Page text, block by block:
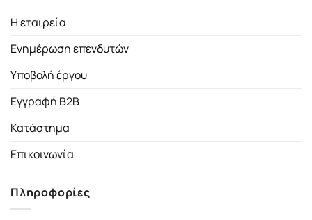
Η εταιρεία
Ενημέρωση επενδυτών
Υποβολή έργου
Εγγραφή B2B
Κατάστημα
Επικοινωνία
Πληροφορίες